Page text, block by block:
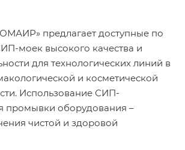
предлагает доступные по
моек высокого качества и
для технологических линий в
и косметической
Использование СИП-
промывки оборудования –
чистой и здоровой